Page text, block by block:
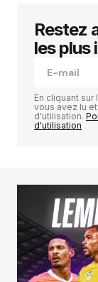
Votre
champs
Your E-
site
Restez
les
En cliquant
vous avez lu
d'utilisation.
d'utilisation